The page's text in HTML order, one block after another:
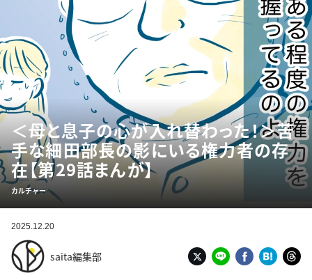
＜母と息子の心が入れ替わった！＞苦
手な細田部長の影にいる権力者の存
在【第29話まんが】
カルチャー
2025.12.20
saita編集部